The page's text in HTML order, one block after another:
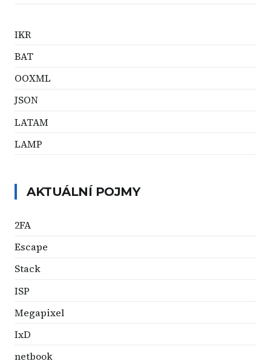
IKR
BAT
OOXML
JSON
LATAM
LAMP
AKTUÁLNÍ POJMY
2FA
Escape
Stack
ISP
Megapixel
IxD
netbook